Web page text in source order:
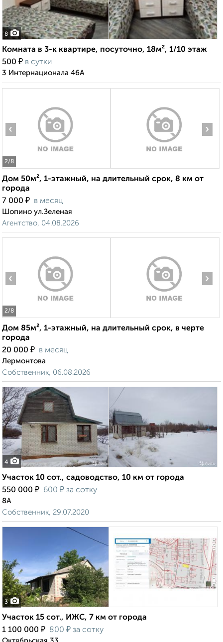
8
Комната в 3-к квартире, посуточно, 18м², 1/10 этаж
500 ₽ в сутки
3 Интернационала 46А
2/8
‹ ›
Дом 50м², 1-этажный, на длительный срок, 8 км от
города
7 000 ₽ в месяц
Шопино ул.Зеленая
Агентство, 04.08.2026
2/8
‹ ›
Дом 85м², 1-этажный, на длительный срок, в черте
города
20 000 ₽ в месяц
Лермонтова
Собственник, 06.08.2026
4
Участок 10 сот., садоводство, 10 км от города
550 000 ₽ 600 ₽ за сотку
8А
Собственник, 29.07.2020
3
Участок 15 сот., ИЖС, 7 км от города
1 100 000 ₽ 800 ₽ за сотку